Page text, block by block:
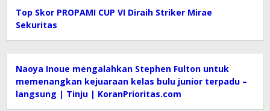
Top Skor PROPAMI CUP VI Diraih Striker Mirae
Sekuritas
Naoya Inoue mengalahkan Stephen Fulton untuk
memenangkan kejuaraan kelas bulu junior terpadu –
langsung | Tinju | KoranPrioritas.com